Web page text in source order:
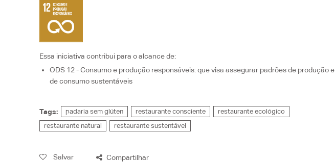
Essa iniciativa contribui para o alcance de:
ODS 12 - Consumo e produção responsáveis: que visaassegurar padrões de produção e
de consumo sustentáveis
Tags: padaria sem glúten restaurante consciente
restaurante ecológico
restaurante natural
restaurante sustentável
Salvar Compartilhar